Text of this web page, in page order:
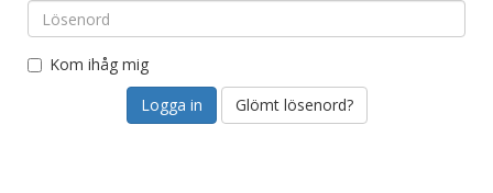
Kom ihåg mig
Glömt lösenord?